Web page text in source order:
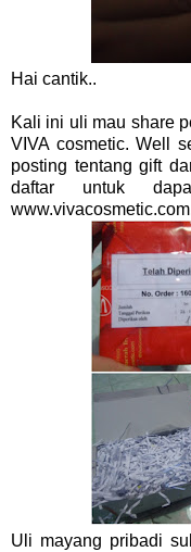
Hai cantik..
Kali ini uli mau share
VIVA cosmetic. Well
posting tentang gift
daftar untuk
Uli mayang pribadi